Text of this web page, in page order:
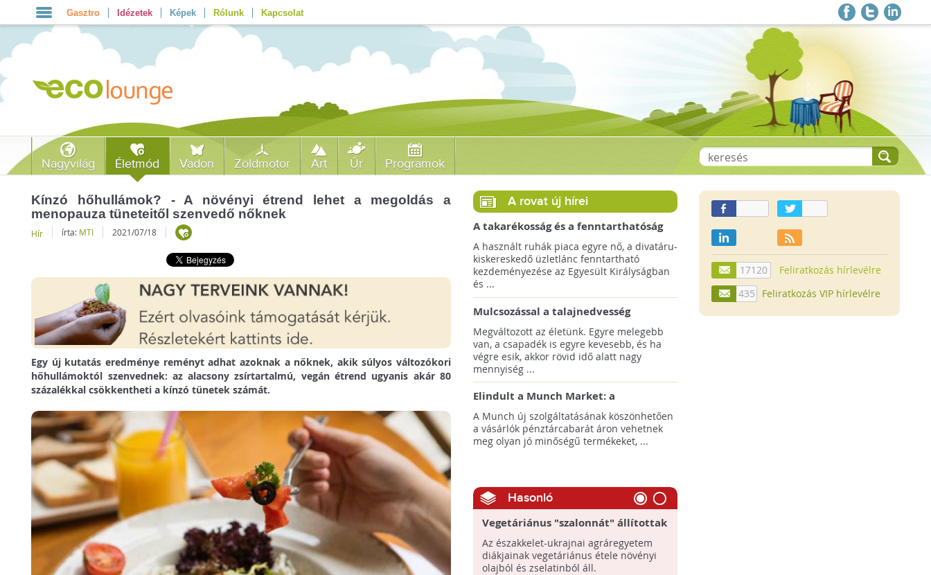
Gasztro Idézetek Képek Rólunk Kapcsolat
Nagyvilág Életmód Vadon Zöldmotor Art Űr Programok
Kínzó hőhullámok? - A növényi étrend lehet a megoldás a
menopauza tüneteitől szenvedő nőknek
Hír írta: MTI 2021/07/18
Egy új kutatás eredménye reményt adhat azoknak a nőknek, akik súlyos változókori
hőhullámoktól szenvednek: az alacsony zsírtartalmú, vegán étrend ugyanis akár 80
százalékkal csökkentheti a kínzó tünetek számát.
A rovat új hírei
A takarékosság és a fenntarthatóság
ösztönzésére a Zara 14 európai
országra terjeszti ki használtruha
szolgáltatását!
A használt ruhák piaca egyre nő, a divatáru-
kiskereskedő üzletlánc fenntartható
kezdeményezése az Egyesült Királyságban
és ...
Mulcsozással a talajnedvesség
megtartásáért
Megváltozott az életünk. Egyre melegebb
van, a csapadék is egyre kevesebb, és ha
végre esik, akkor rövid idő alatt nagy
mennyiség ...
Elindult a Munch Market: a
pazarláscsökkentő piactér
A Munch új szolgáltatásának köszönhetően
a vásárlók pénztárcabarát áron vehetnek
meg olyan jó minőségű termékeket, ...
Hasonló
Vegetáriánus "szalonnát" állítottak
elő egy ukrán agráregyetem diákjai
Az északkelet-ukrajnai agráregyetem
diákjainak vegetáriánus étele növényi
olajból és zselatinból áll.
17120
Feliratkozás hírlevélre
435
Feliratkozás VIP hírlevélre